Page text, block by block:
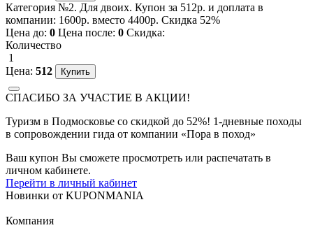
Категория №2. Для двоих. Купон за 512р. и доплата в
компании: 1600р. вместо 4400р. Скидка 52%
Цена до: 0 Цена после: 0 Скидка:
Количество
1
Цена: 512
СПАСИБО ЗА УЧАСТИЕ В АКЦИИ!
Туризм в Подмосковье со скидкой до 52%! 1-дневные походы
в сопровождении гида от компании «Пора в поход»
Ваш купон Вы сможете просмотреть или распечатать в
личном кабинете.
Перейти в личный кабинет
Новинки от KUPONMANIA
Компания